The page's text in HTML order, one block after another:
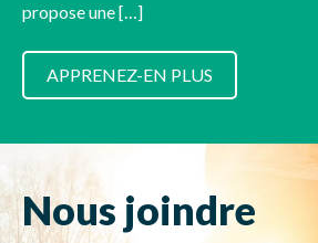
propose une […]
APPRENEZ-EN PLUS
Nous joindre